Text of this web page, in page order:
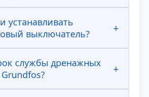
устанавливать
выключатель?
службы дренажных